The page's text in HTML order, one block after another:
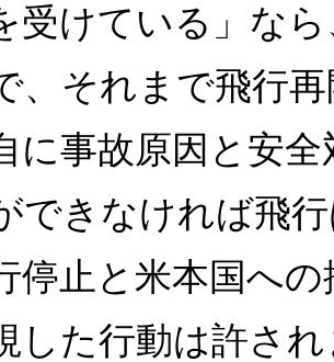
受けている」な
、それまで飛行
に事故原因と安
できなければ飛
停止と米本国へ
した行動は許さ